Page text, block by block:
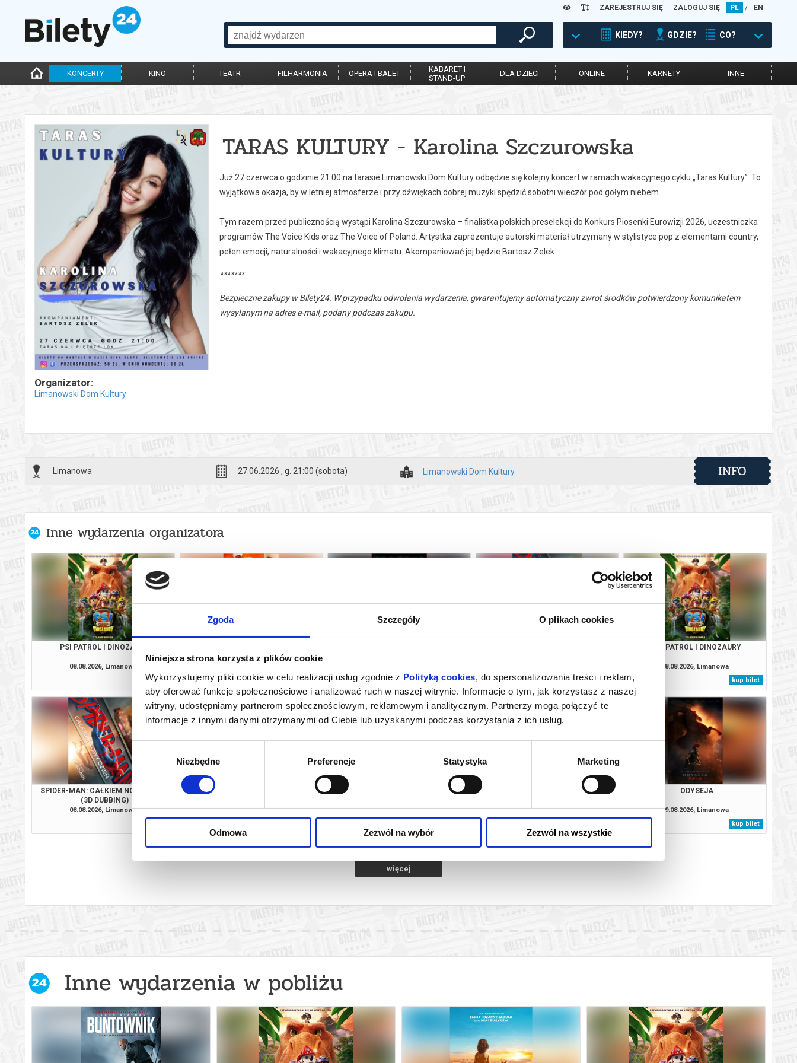
Zgoda Szczegóły O plikach cookies
Niniejsza strona korzysta z plików cookie
Wykorzystujemy pliki cookie w celu realizacji usług zgodnie z Polityką cookies, do spersonalizowania treści i reklam,
aby oferować funkcje społecznościowe i analizować ruch w naszej witrynie. Informacje o tym, jak korzystasz z naszej
witryny, udostępniamy partnerom społecznościowym, reklamowym i analitycznym. Partnerzy mogą połączyć te
informacje z innymi danymi otrzymanymi od Ciebie lub uzyskanymi podczas korzystania z ich usług.
zgody
Niezbędne Preferencje Statystyka Marketing
Odmowa Zezwól na wybór Zezwól na wszystkie
ZAREJESTRUJ SIĘ ZALOGUJ SIĘ PL / EN
KIEDY? GDZIE? CO?
KONCERTY KINO TEATR FILHARMONIA OPERA I BALET
KABARET I
STAND-UP
DLA DZIECI ONLINE KARNETY INNE
Organizator:
Limanowski Dom Kultury
TARAS KULTURY - Karolina Szczurowska
Już 27 czerwca o godzinie 21:00 na tarasie Limanowski Dom Kultury odbędzie się kolejny koncert w ramach wakacyjnego cyklu „Taras Kultury”. To
wyjątkowa okazja, by w letniej atmosferze i przy dźwiękach dobrej muzyki spędzić sobotni wieczór pod gołym niebem.
Tym razem przed publicznością wystąpi Karolina Szczurowska – finalistka polskich preselekcji do Konkurs Piosenki Eurowizji 2026, uczestniczka
programów The Voice Kids oraz The Voice of Poland. Artystka zaprezentuje autorski materiał utrzymany w stylistyce pop z elementami country,
pełen emocji, naturalności i wakacyjnego klimatu. Akompaniować jej będzie Bartosz Zelek.
*******
Bezpieczne zakupy w Bilety24. W przypadku odwołania wydarzenia, gwarantujemy automatyczny zwrot środków potwierdzony komunikatem
wysyłanym na adres e-mail, podany podczas zakupu.
Limanowa 27.06.2026 , g. 21:00 (sobota) Limanowski Dom Kultury INFO
Inne wydarzenia organizatora
PSI PATROL I DINOZAURY
08.08.2026, Limanowa
kup bilet
kup bilet
kup bilet
kup bilet
PSI PATROL I DINOZAURY
08.08.2026, Limanowa
kup bilet
SPIDER-MAN: CAŁKIEM NOWY DZIEŃ
(3D DUBBING)
08.08.2026, Limanowa
08.08.2026, Limanowa
09.08.2026, Limanowa
MINIONKI I STRASZYDŁA
09.08.2026, Limanowa
ODYSEJA
09.08.2026, Limanowa
kup bilet
więcej
Inne wydarzenia w pobliżu